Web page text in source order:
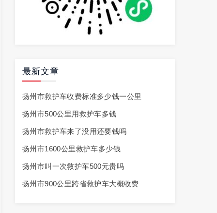
最新文章
扬州市救护车收费标准多少钱一公里
扬州市500公里用救护车多钱
扬州市救护车来了没用还要钱吗
扬州市1600公里救护车多少钱
扬州市叫一次救护车500元贵吗
扬州市900公里跨省救护车大概收费